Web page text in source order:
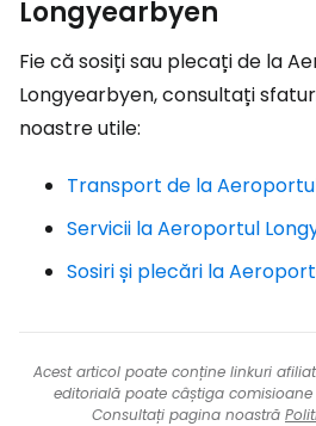
Longyearbyen
Fie că sosiți sau plecați de la
Longyearbyen, consultați
noastre utile:
Transport de la
Servicii la Aeroportul
Sosiri și plecări la
Acest articol poate conține linkuri
editorială poate câștiga
Consultați pagina noastră